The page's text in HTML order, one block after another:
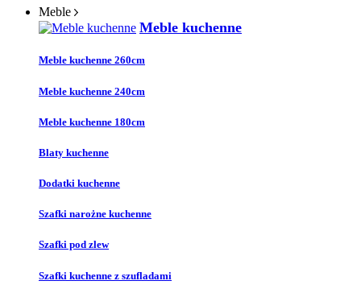
Meble
Meble kuchenne
Meble kuchenne 260cm
Meble kuchenne 240cm
Meble kuchenne 180cm
Blaty kuchenne
Dodatki kuchenne
Szafki narożne kuchenne
Szafki pod zlew
Szafki kuchenne z szufladami